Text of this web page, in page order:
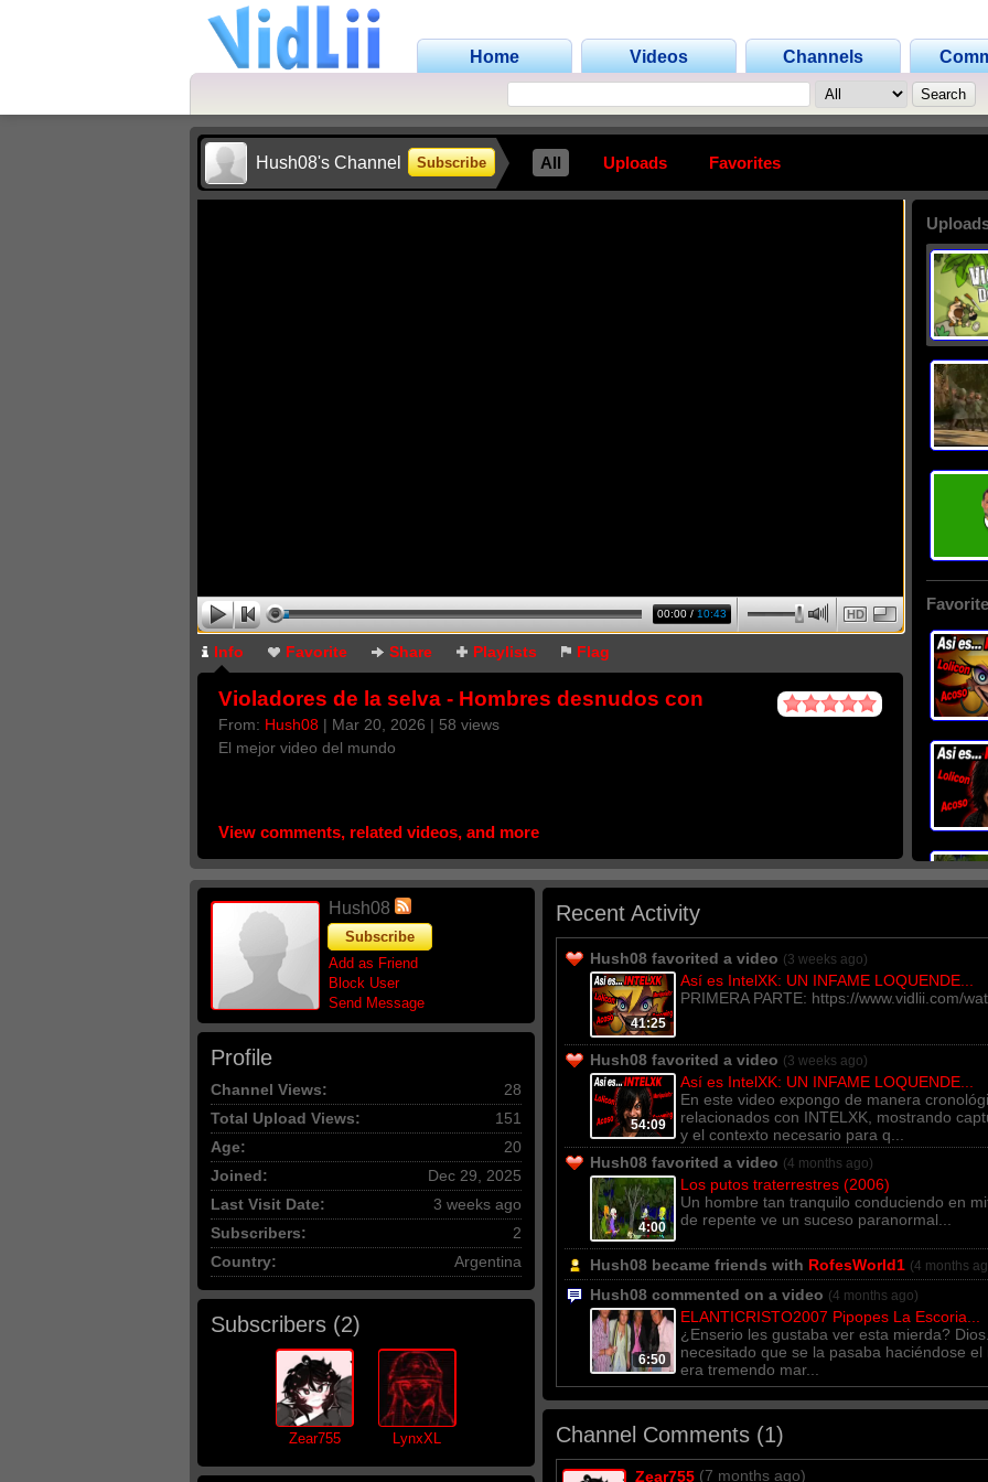
Home Videos Channels
Hush08's Channel Subscribe All Uploads Favorites
00:00/10:43 HD
Info Favorite Share Playlists Flag
Violadores de la selva - Hombres desnudos con
deseo de SEXO !!
From: Hush08 | Mar 20, 2026 | 58 views
El mejor video del mundo
View comments, related videos, and more
Hush08
Subscribe
Add as Friend
Block User
Send Message
Profile
Channel Views:
28
Total Upload Views:
151
Age:
20
Joined:
Dec 29, 2025
Last Visit Date:
3 weeks ago
Subscribers:
2
Country:
Argentina
Subscribers (2)
Zear755 LynxXL
Recent Activity
Hush08 favorited a video (3 weeks ago)
41:25
Así es IntelXK: UN INFAME LOQUENDE...
PRIMERA PARTE: https://www.vidlii.com/
Hush08 favorited a video (3 weeks ago)
54:09
Así es IntelXK: UN INFAME LOQUENDE...
En este video expongo de manera
relacionados con INTELXK, mostrando
y el contexto necesario para q...
Hush08 favorited a video (4 months ago)
4:00
Los putos traterrestres (2006)
Un hombre tan tranquilo conduciendo en
de repente ve un suceso paranormal...
Hush08 became friends with RofesWorld1 (4 months
Hush08 commented on a video (4 months ago)
6:50
ELANTICRISTO2007 Pipopes La Escoria...
¿Enserio les gustaba ver esta mierda?
necesitado que se la pasaba haciéndose
era tremendo mar...
Channel Comments (1)
Zear755 (7 months ago)